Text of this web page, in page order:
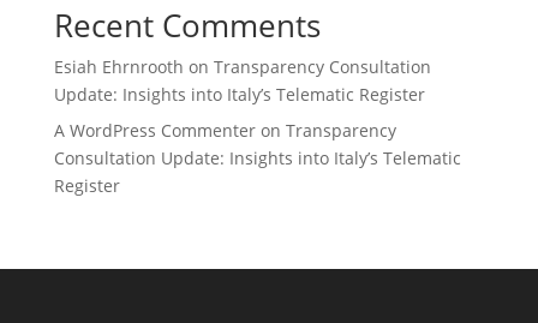
Recent Comments
Esiah Ehrnrooth on Transparency Consultation
Update: Insights into Italy’s Telematic Register
A WordPress Commenteron Transparency
Consultation Update: Insights into Italy’s Telematic
Register